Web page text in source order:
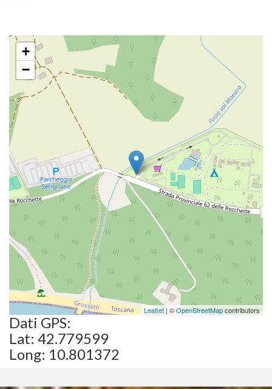
+
−
Leaflet | ©OpenStreetMapcontributors
Dati GPS:
Lat: 42.779599
Long: 10.801372